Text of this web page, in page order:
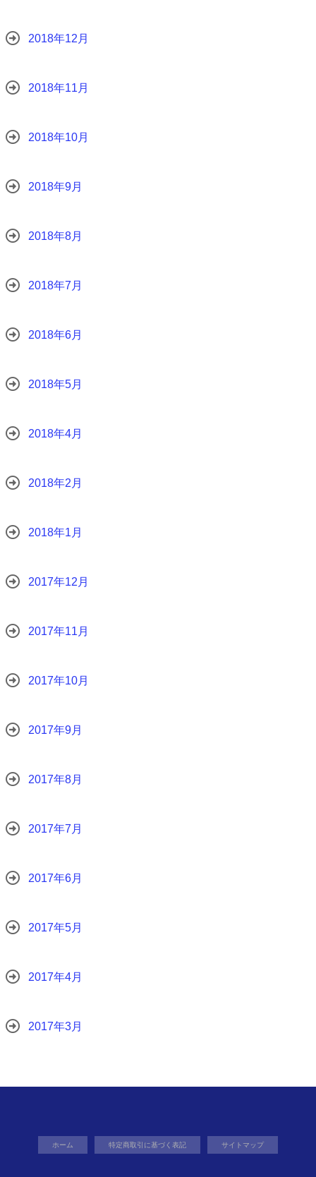
2018年12月
2018年11月
2018年10月
2018年9月
2018年8月
2018年7月
2018年6月
2018年5月
2018年4月
2018年2月
2018年1月
2017年12月
2017年11月
2017年10月
2017年9月
2017年8月
2017年7月
2017年6月
2017年5月
2017年4月
2017年3月
ホーム 特定商取引に基づく表記 サイトマップ